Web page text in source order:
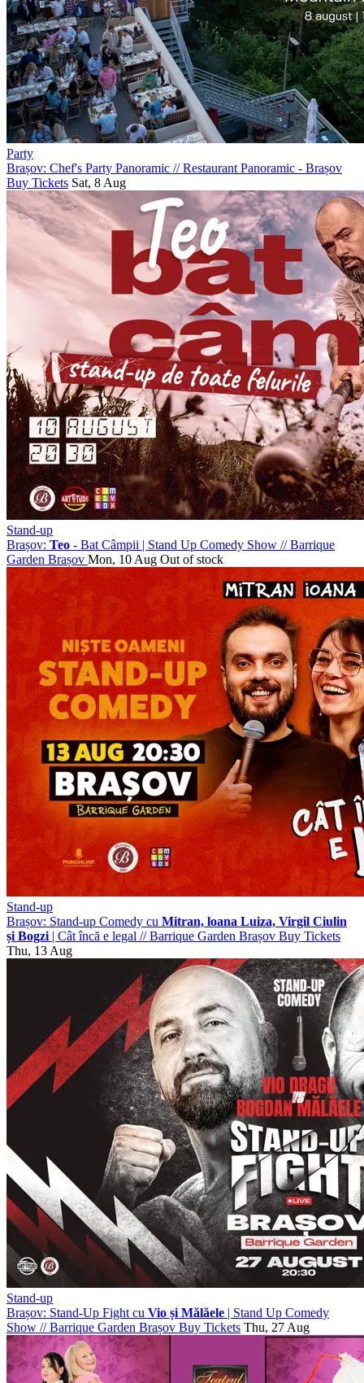
Party
Brașov: Chef's Party Panoramic //Restaurant Panoramic - Brașov
Buy Tickets Sat, 8 Aug
Stand-up
Brașov: Teo - Bat Câmpii | Stand Up Comedy Show //Barrique
Garden Brașov Mon, 10 Aug Out of stock
Stand-up
Brașov: Stand-up Comedy cu Mitran, loana Luiza, Virgil Ciulin
și Bogzi | Cât încă e legal //Barrique Garden Brașov Buy Tickets
Thu, 13 Aug
Stand-up
Brașov: Stand-Up Fight cu Vio și Mălăele | Stand Up Comedy
Show //Barrique Garden Brașov Buy Tickets Thu, 27 Aug